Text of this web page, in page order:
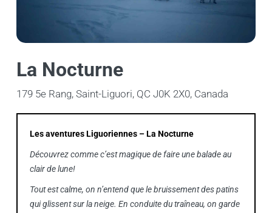
La Nocturne
179 5e Rang, Saint-Liguori, QC J0K 2X0, Canada
Les aventures Liguoriennes – La Nocturne
Découvrez comme c’est magique de faire une balade au
clair de lune!
Tout est calme, on n’entend que le bruissement des patins
qui glissent sur la neige. En conduite du traîneau, on garde